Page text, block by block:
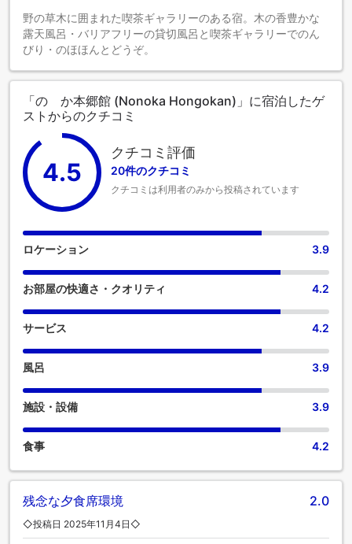
野の草木に囲まれた喫茶ギャラリーのある宿。木の香豊かな
露天風呂・バリアフリーの貸切風呂と喫茶ギャラリーでのん
びり・のほほんとどうぞ。
「のゝか本郷館 (Nonoka Hongokan)」に宿泊したゲ
ストからのクチコミ
4.5
クチコミ評価
20件のクチコミ
クチコミは利用者のみから投稿されています
ロケーション 3.9
お部屋の快適さ・クオリティ 4.2
サービス 4.2
風呂 3.9
施設・設備 3.9
食事 4.2
残念な夕食席環境 2.0
◇投稿日 2025年11月4日◇